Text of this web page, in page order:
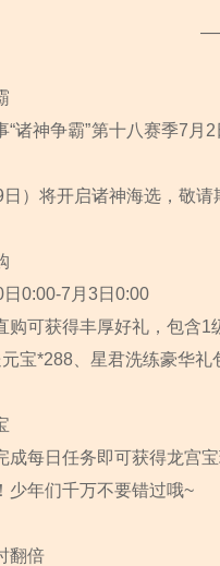
“诸神争霸”第十八赛季7
）将开启诸神海选，敬请
0:00-7月3日0:00
购可获得丰厚好礼，包含
宝*288、星君洗练豪华礼
成每日任务即可获得龙宫
少年们千万不要错过哦~
翻倍